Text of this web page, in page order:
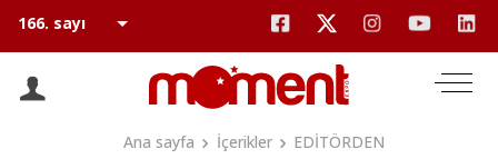
Ana sayfa İçerikler EDİTÖRDEN